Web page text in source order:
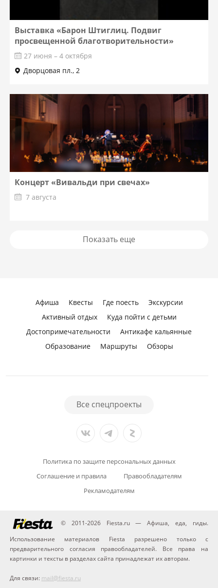
Выставка «Барон Штиглиц. Подвиг
просвещенной благотворительности»
27 июня – 4 октября
Дворцовая пл., 2
Концерт «Вивальди при свечах»
7 августа
Показать еще
Афиша Квесты Где поесть
Экскурсии
Активный отдых
Куда пойти с детьми
Достопримечательности
Антикафе кальянные
Образование
Маршруты Обзоры
Все спецпроекты
Политика по защите персональных данных
Соглашение и правила
Правообладателям
Рекламодателям
© 2011-2026 Fiesta.ru — Афиша, еда, гиды.
Использование материалов Fiesta разрешено только с
предварительного согласия правообладателей. Все права на
картинки и тексты в разделах сайта принадлежат их авторам.
Для связи: mail@fiesta.ru